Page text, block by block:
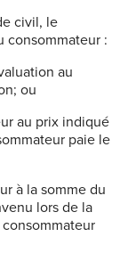
civil, le
consommateur :
au
ou
au prix indiqué
paie le
à la somme du
lors de la